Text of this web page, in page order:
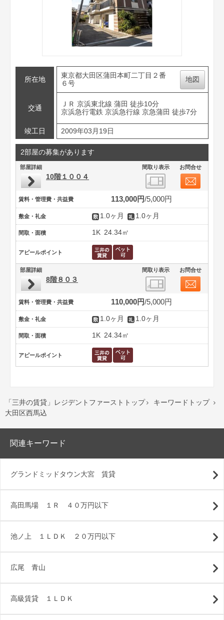
所在地
東京都大田区蒲田本町二丁目２番
６号
地図
交通
ＪＲ 京浜東北線 蒲田 徒歩10分
京浜急行電鉄 京浜急行線 京急蒲田 徒歩7分
竣工日 2009年03月19日
2部屋の募集があります
部屋詳細 間取り表示 お問合せ
10階１００４
賃料・管理費・共益費 113,000円 5,000円
敷金・礼金 1.0ヶ月 1.0ヶ月
間取・面積 1K 24.34㎡
アピールポイント
部屋詳細 間取り表示 お問合せ
8階８０３
賃料・管理費・共益費 110,000円 5,000円
敷金・礼金 1.0ヶ月 1.0ヶ月
間取・面積 1K 24.34㎡
アピールポイント
「三井の賃貸」レジデントファーストトップ  キーワードトップ 
大田区西馬込
関連キーワード
グランドミッドタウン大宮 賃貸
高田馬場 １Ｒ ４０万円以下
池ノ上 １ＬＤＫ ２０万円以下
広尾 青山
高級賃貸 １ＬＤＫ